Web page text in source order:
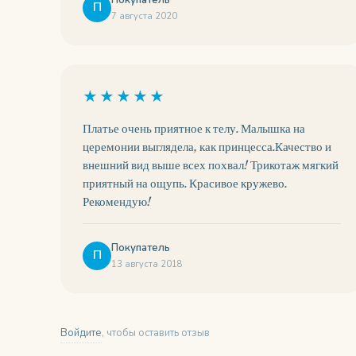
П
7 августа 2020
★★★★★
Платье очень приятное к телу. Малышка на
церемонии выглядела, как принцесса.Качество и
внешний вид выше всех похвал! Трикотаж мягкий
приятный на ощупь. Красивое кружево.
Рекомендую!
П Покупатель
13 августа 2018
Войдите, чтобы оставить отзыв